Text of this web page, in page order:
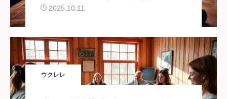
2025.10.11
ウクレレ